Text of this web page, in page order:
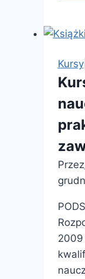
Kursy|
Przez
2009